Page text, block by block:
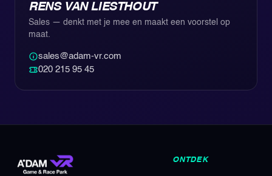
RENS VAN LIESTHOUT
Sales — denkt met je mee en maakt een voorstel op
maat.
sales@adam-vr.com
020 215 95 45
ONTDEK